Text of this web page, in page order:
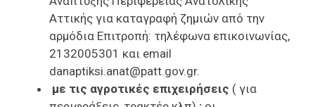
Αττικής για καταγραφή ζημιών από την
αρμόδια Επιτροπή: τηλέφωνα επικοινωνίας,
2132005301 και email
danaptiksi.anat@patt.gov.gr.
με τις αγροτικές επιχειρήσεις ( για